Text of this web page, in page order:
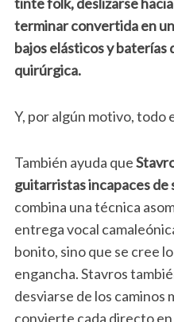
terminar convertida en
bajos elásticos y baterías
quirúrgica.
Y, por algún motivo, todo
También ayuda que
guitarristas incapaces
combina una técnica
entrega vocal
bonito, sino que se cree
engancha. Stavros
desviarse de los caminos
convierte cada directo